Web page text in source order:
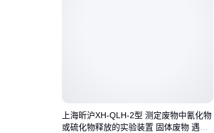
上海昕沪XH-QLH-2型 测定废物中氰化物
或硫化物释放的实验装置 固体废物 遇水